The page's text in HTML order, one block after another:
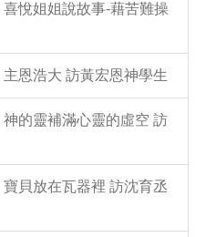
悅姐姐說故事-藉苦難操
恩浩大 訪黃宏恩神學生
的靈補滿心靈的虛空 訪
貝放在瓦器裡 訪沈育丞